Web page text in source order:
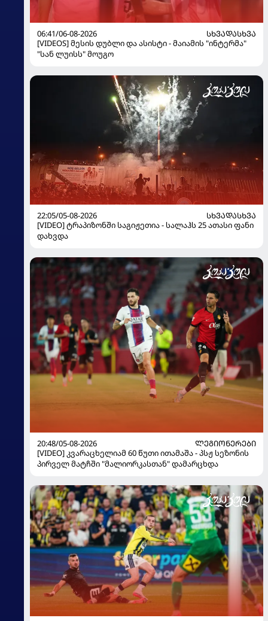
06:41/06-08-2026
ᲡᲮᲕᲐᲓᲐᲡᲮᲕᲐ
[VIDEOS] მესის დუბლი და ასისტი - მაიამის "ინტერმა"
"სან ლუისს" მოუგო
22:05/05-08-2026
ᲡᲮᲕᲐᲓᲐᲡᲮᲕᲐ
[VIDEO] ტრაპიზონში საგიჟეთია - სალაჰს 25 ათასი ფანი
დახვდა
20:48/05-08-2026
ᲚᲔᲒᲘᲝᲜᲔᲠᲔᲑᲘ
[VIDEO] კვარაცხელიამ 60 წუთი ითამაშა - პსჟ სეზონის
პირველ მატჩში "მალიორკასთან" დამარცხდა